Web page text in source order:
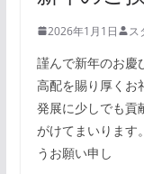
2026年1月1日 ス
謹んで新年のお慶
高配を賜り厚くお
発展に少しでも貢
がけてまいります
うお願い申し